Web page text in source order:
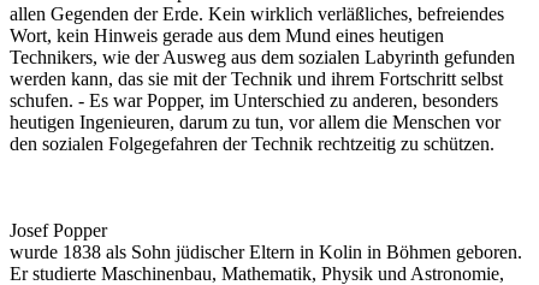
allen Gegenden der Erde. Kein wirklich verläßliches, befreiendes
Wort, kein Hinweis gerade aus dem Mund eines heutigen
Technikers, wie der Ausweg aus dem sozialen Labyrinth gefunden
werden kann, das sie mit der Technik und ihrem Fortschritt selbst
schufen. - Es war Popper, im Unterschied zu anderen, besonders
heutigen Ingenieuren, darum zu tun, vor allem die Menschen vor
den sozialen Folgegefahren der Technik rechtzeitig zu schützen.
Josef Popper
wurde 1838 als Sohn jüdischer Eltern in Kolin in Böhmen geboren.
Er studierte Maschinenbau, Mathematik, Physik und Astronomie,